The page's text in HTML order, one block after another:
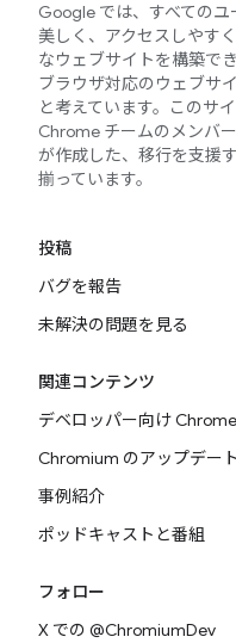
Google では、すべてのユ
美しく、アクセスしやす
なウェブサイトを構築で
ブラウザ対応のウェブサ
と考えています。このサイ
Chrome チームのメンバ
が作成した、移行を支援
揃っています。
投稿
バグを報告
未解決の問題を見る
関連コンテンツ
デベロッパー向け Chrome
Chromium のアップデート
事例紹介
ポッドキャストと番組
フォロー
X での @ChromiumDev